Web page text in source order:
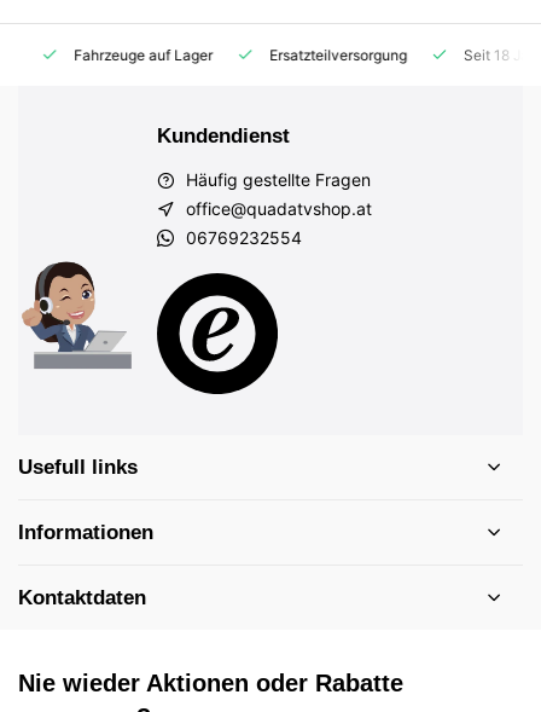
Fahrzeuge auf Lager Ersatzteilversorgung Seit 18
Kundendienst
Häufig gestellte Fragen
office@quadatvshop.at
06769232554
Usefull links
Informationen
Kontaktdaten
Nie wieder Aktionen oder Rabatte